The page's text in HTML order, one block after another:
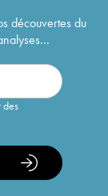
découvertes du
des